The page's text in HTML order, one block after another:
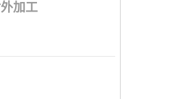
加工